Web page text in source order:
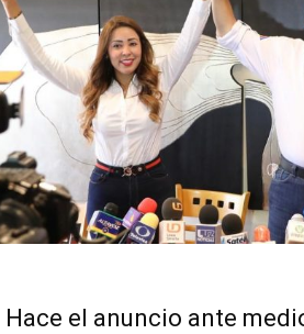
Hace el anuncio ante